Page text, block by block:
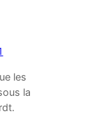
les
la